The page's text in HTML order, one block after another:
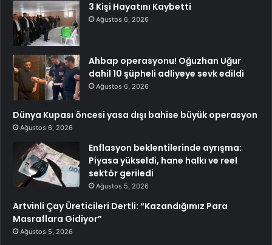
3 Kişi Hayatını Kaybetti
Ağustos 6, 2026
Ahbap operasyonu! Oğuzhan Uğur
dahil 10 şüpheli adliyeye sevk edildi
Ağustos 6, 2026
Dünya Kupası öncesi yasa dışı bahise büyük operasyon
Ağustos 6, 2026
Enflasyon beklentilerinde ayrışma:
Piyasa yükseldi, hane halkı ve reel
sektör geriledi
Ağustos 5, 2026
Artvinli Çay Üreticileri Dertli: “Kazandığımız Para
Masraflara Gidiyor”
Ağustos 5, 2026